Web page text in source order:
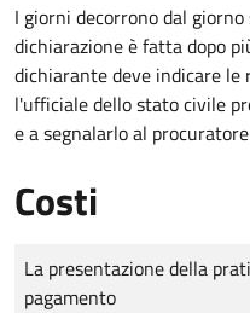
I giorni decorrono dal
dichiarazione è fatta dopo
dichiarante deve indicare le
l'ufficiale dello stato civile
e a segnalarlo al
Costi
Tipo di pagamento
Importo
La presentazione della
pagamento